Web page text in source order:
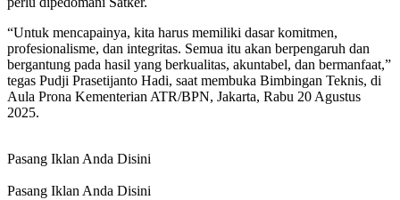
“Untuk mencapainya, kita harus memiliki dasar komitmen,
profesionalisme, dan integritas. Semua itu akan berpengaruh dan
bergantung pada hasil yang berkualitas, akuntabel, dan bermanfaat,”
tegas Pudji Prasetijanto Hadi, saat membuka Bimbingan Teknis, di
Aula Prona Kementerian ATR/BPN, Jakarta, Rabu 20 Agustus
2025.
Pasang Iklan Anda Disini
Pasang Iklan Anda Disini